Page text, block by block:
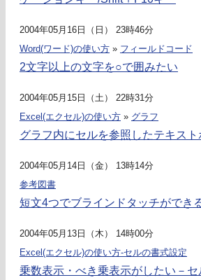
2004年05月16日（日） 23時46分
Word(ワード)の使い方 » フィールドコード
2文字以上の文字を○で囲みたい
2004年05月15日（土） 22時31分
Excel(エクセル)の使い方 » グラフ
グラフ内にセルを参照したテキス
2004年05月14日（金） 13時14分
参考図書
短文4つでブラインドタッチができ
2004年05月13日（木） 14時00分
Excel(エクセル)の使い方-セルの書式設定
乗数表示・べき乗表示がしたい－